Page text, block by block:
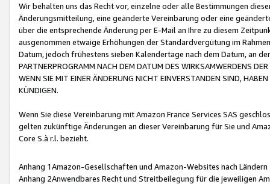
Wir behalten uns das Recht vor, einzelne oder alle Bestimmungen
Änderungsmitteilung, eine geänderte Vereinbarung oder eine
über die entsprechende Änderung per E-Mail an Ihre zu diesem
ausgenommen etwaige Erhöhungen der Standardvergütung im
Datum, jedoch frühestens sieben Kalendertage nach dem Datum, an
PARTNERPROGRAMM NACH DEM DATUM DES WIRKSAMWERDENS
WENN SIE MIT EINER ÄNDERUNG NICHT EINVERSTANDEN SIND,
KÜNDIGEN.
Wenn Sie diese Vereinbarung mit Amazon France Services SAS
gelten zukünftige Änderungen an dieser Vereinbarung für Sie und
Core S.à r.l. bezieht.
Anhang 1Amazon-Gesellschaften und Amazon-Websites nach Ländern
Anhang 2Anwendbares Recht und Streitbeilegung für die jeweiligen